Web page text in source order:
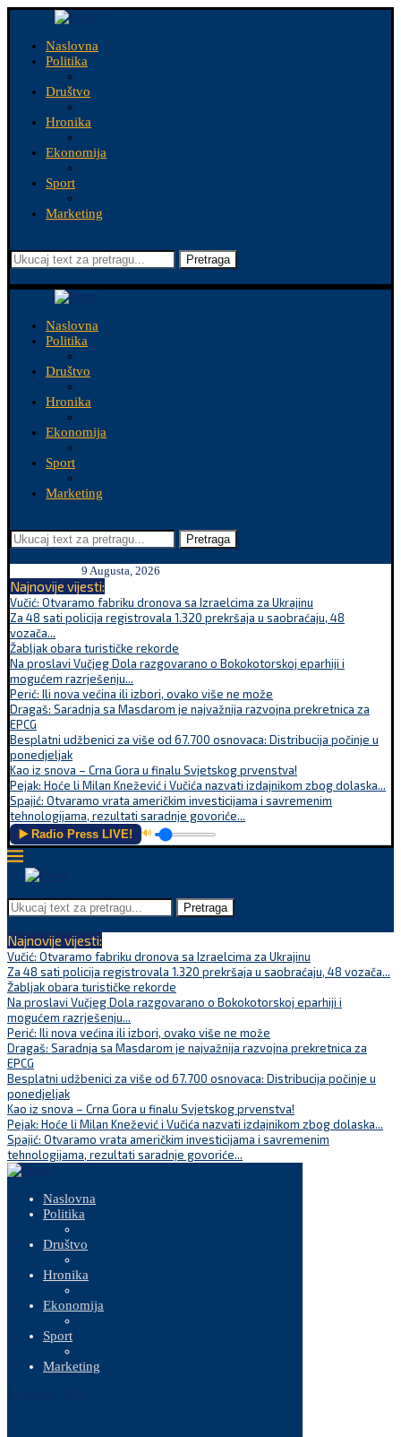
Naslovna
Politika
Društvo
Hronika
Ekonomija
Sport
Marketing
Pretraga
Naslovna
Politika
Društvo
Hronika
Ekonomija
Sport
Marketing
Pretraga
9 Augusta, 2026
Najnovije vijesti:
Vučić: Otvaramo fabriku dronova sa Izraelcima za Ukrajinu
Za 48 sati policija registrovala 1.320 prekršaja u saobraćaju, 48
vozača...
Žabljak obara turističke rekorde
Na proslavi Vučjeg Dola razgovarano o Bokokotorskoj eparhiji i
mogućem razrješenju...
Perić: Ili nova većina ili izbori, ovako više ne može
Dragaš: Saradnja sa Masdarom je najvažnija razvojna prekretnica za
EPCG
Besplatni udžbenici za više od 67.700 osnovaca: Distribucija počinje u
ponedjeljak
Kao iz snova – Crna Gora u finalu Svjetskog prvenstva!
Pejak: Hoće li Milan Knežević i Vučića nazvati izdajnikom zbog dolaska...
Spajić: Otvaramo vrata američkim investicijama i savremenim
tehnologijama, rezultati saradnje govoriće...
▶️ Radio Press LIVE! 🔊
Pretraga
Najnovije vijesti:
Vučić: Otvaramo fabriku dronova sa Izraelcima za Ukrajinu
Za 48 sati policija registrovala 1.320 prekršaja u saobraćaju, 48 vozača...
Žabljak obara turističke rekorde
Na proslavi Vučjeg Dola razgovarano o Bokokotorskoj eparhiji i
mogućem razrješenju...
Perić: Ili nova većina ili izbori, ovako više ne može
Dragaš: Saradnja sa Masdarom je najvažnija razvojna prekretnica za
EPCG
Besplatni udžbenici za više od 67.700 osnovaca: Distribucija počinje u
ponedjeljak
Kao iz snova – Crna Gora u finalu Svjetskog prvenstva!
Pejak: Hoće li Milan Knežević i Vučića nazvati izdajnikom zbog dolaska...
Spajić: Otvaramo vrata američkim investicijama i savremenim
tehnologijama, rezultati saradnje govoriće...
Naslovna
Politika
Društvo
Hronika
Ekonomija
Sport
Marketing